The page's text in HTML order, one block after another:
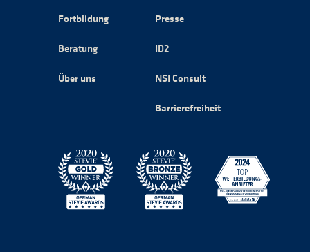
Fortbildung
Beratung
Über uns
Presse
ID2
NSI Consult
Barrierefreiheit